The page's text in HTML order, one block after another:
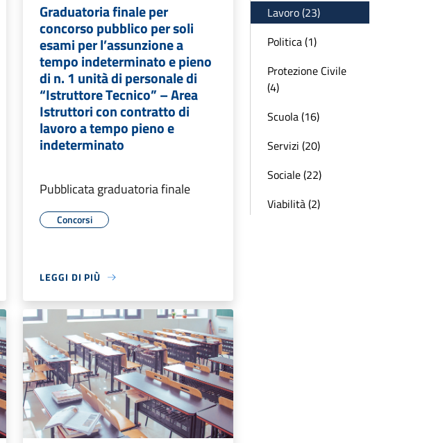
Graduatoria finale per
concorso pubblico per soli
esami per l’assunzione a
tempo indeterminato e pieno
di n. 1 unità di personale di
“Istruttore Tecnico” – Area
Istruttori con contratto di
lavoro a tempo pieno e
indeterminato
Pubblicata graduatoria finale
Concorsi
LEGGI DI PIÙ
Lavoro (23)
Politica (1)
Protezione Civile
(4)
Scuola (16)
Servizi (20)
Sociale (22)
Viabilità (2)